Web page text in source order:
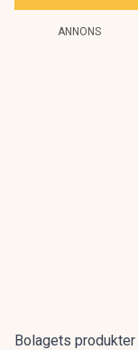
ANNONS
Bolagets